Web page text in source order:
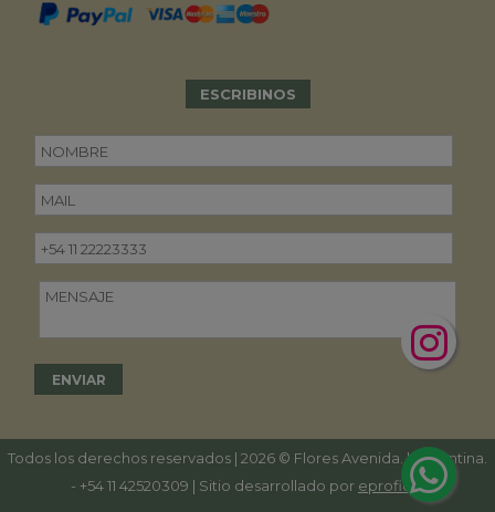
ESCRIBINOS
Todos los derechos reservados | 2026 © Flores Avenida. | Argentina.
- +54 11 42520309 | Sitio desarrollado por eproficio